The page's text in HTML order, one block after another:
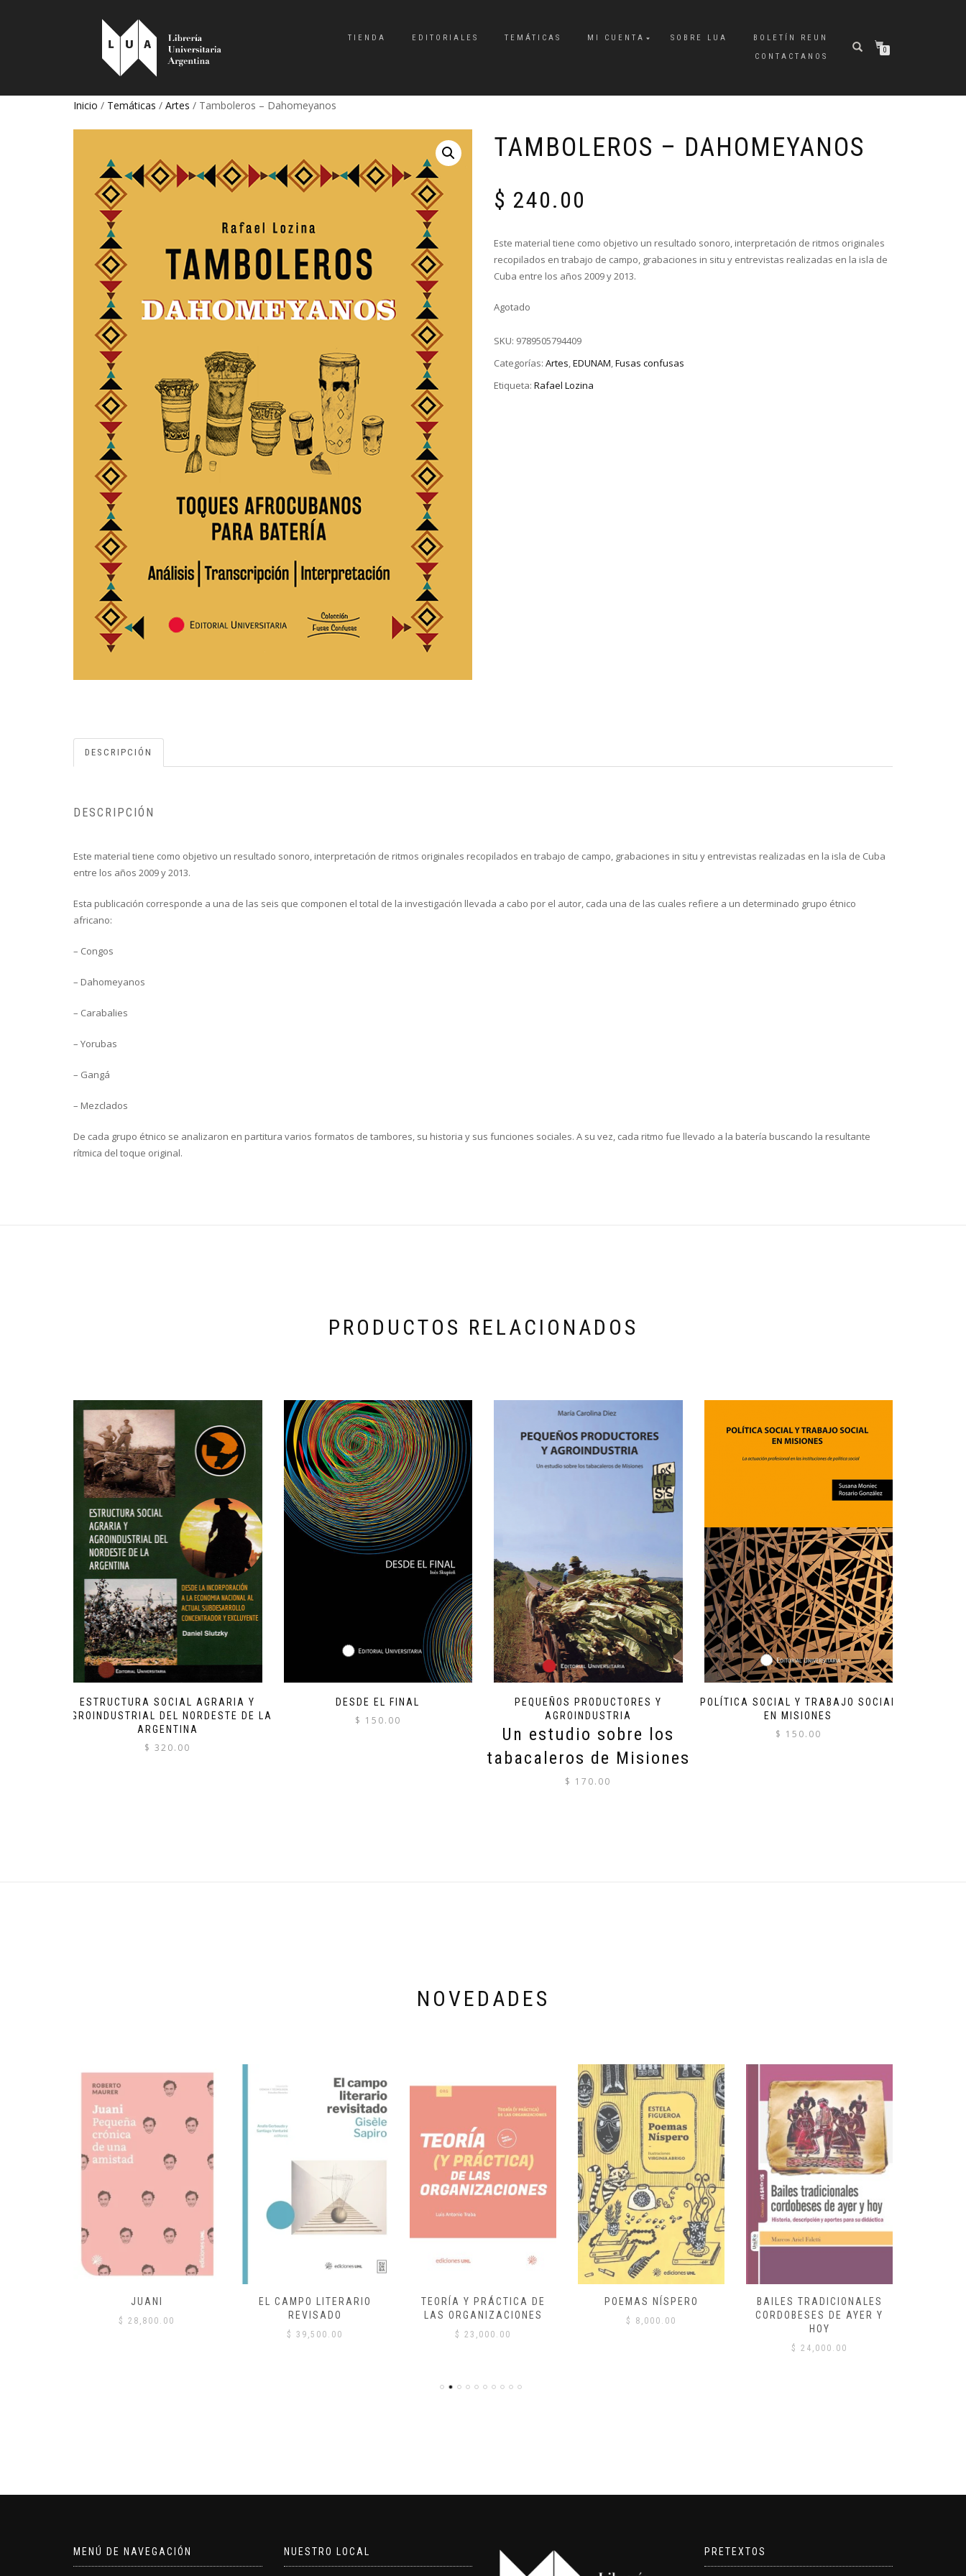
TIENDA EDITORIALES TEMÁTICAS MI CUENTA SOBRE LUA
BOLETÍN REUN
CONTACTANOS
0
Inicio / Temáticas / Artes / Tamboleros – Dahomeyanos
TAMBOLEROS – DAHOMEYANOS
$ 240.00
Este material tiene como objetivo un resultado sonoro, interpretación de ritmos originales
recopilados en trabajo de campo, grabaciones in situ y entrevistas realizadas en la isla de
Cuba entre los años 2009 y 2013.
Agotado
SKU: 9789505794409
Categorías: Artes,EDUNAM,Fusas confusas
Etiqueta: Rafael Lozina
DESCRIPCIÓN
DESCRIPCIÓN
Este material tiene como objetivo un resultado sonoro, interpretación de ritmos originales recopilados en trabajo de campo, grabaciones in situ y entrevistas realizadas en la isla de Cuba
entre los años 2009 y 2013.
Esta publicación corresponde a una de las seis que componen el total de la investigación llevada a cabo por el autor, cada una de las cuales refiere a un determinado grupo étnico
africano:
– Congos
– Dahomeyanos
– Carabalies
– Yorubas
– Gangá
– Mezclados
De cada grupo étnico se analizaron en partitura varios formatos de tambores, su historia y sus funciones sociales. A su vez, cada ritmo fue llevado a la batería buscando la resultante
rítmica del toque original.
PRODUCTOS RELACIONADOS
ESTRUCTURA SOCIAL AGRARIA Y
AGROINDUSTRIAL DEL NORDESTE DE LA
ARGENTINA
$ 320.00
DESDE EL FINAL
$ 150.00
PEQUEÑOS PRODUCTORES Y
AGROINDUSTRIA
Un estudio sobre los
tabacaleros de Misiones
$ 170.00
POLÍTICA SOCIAL Y TRABAJO SOCIAL
EN MISIONES
$ 150.00
NOVEDADES
JUANI
$ 28,800.00
EL CAMPO LITERARIO
REVISADO
$ 39,500.00
TEORÍA Y PRÁCTICA DE
LAS ORGANIZACIONES
$ 23,000.00
POEMAS NÍSPERO
$ 8,000.00
BAILES TRADICIONALES
CORDOBESES DE AYER Y
HOY
$ 24,000.00
MENÚ DE NAVEGACIÓN NUESTRO LOCAL PRETEXTOS